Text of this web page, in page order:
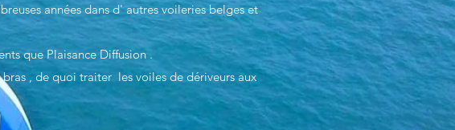
années dans d' autres voileries belges et
que Plaisance Diffusion .
, de quoi traiter les voiles de dériveurs aux